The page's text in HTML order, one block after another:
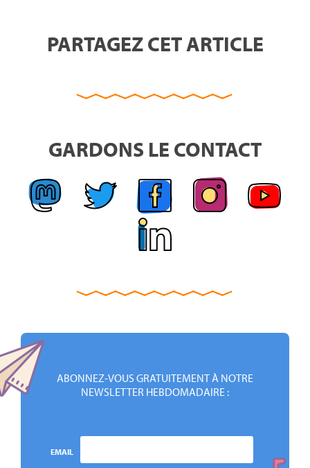
PARTAGEZ CET ARTICLE
GARDONS LE CONTACT
ABONNEZ-VOUS GRATUITEMENT À NOTRE
NEWSLETTER HEBDOMADAIRE :
EMAIL